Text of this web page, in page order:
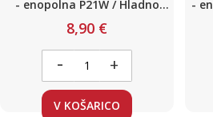
- enopolna P21W / Hladno
bela / 21 LED / 8W / 12-24V /
Canbus
8,90 €
- +
V KOŠARICO
-